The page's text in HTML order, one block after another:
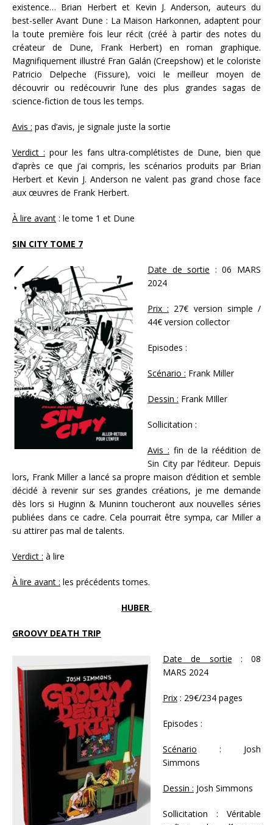
existence… Brian Herbert et Kevin J. Anderson, auteurs du
best-seller Avant Dune : La Maison Harkonnen, adaptent pour
la toute première fois leur récit (créé à partir des notes du
créateur de Dune, Frank Herbert) en roman graphique.
Magnifiquement illustré Fran Galán (Creepshow) et le coloriste
Patricio Delpeche (Fissure), voici le meilleur moyen de
découvrir ou redécouvrir l’une des plus grandes sagas de
science-fiction de tous les temps.
Avis : pas d’avis, je signale juste la sortie
Verdict : pour les fans ultra-complétistes de Dune, bien que
d’après ce que j’ai compris, les scénarios produits par Brian
Herbert et Kevin J. Anderson ne valent pas grand chose face
aux œuvres de Frank Herbert.
À lire avant : le tome 1 et Dune
SIN CITY TOME 7
Date de sortie : 06 MARS
2024
Prix : 27€ version simple /
44€ version collector
Episodes :
Scénario : Frank Miller
Dessin : Frank MIller
Sollicitation :
Avis : fin de la réédition de
Sin City par l’éditeur. Depuis
lors, Frank Miller a lancé sa propre maison d’édition et semble
décidé à revenir sur ses grandes créations, je me demande
dès lors si Huginn & Muninn toucheront aux nouvelles séries
publiées dans ce cadre. Cela pourrait être sympa, car Miller a
su attirer pas mal de talents.
Verdict : à lire
À lire avant : les précédents tomes.
HUBER
GROOVY DEATH TRIP
Date de sortie : 08
MARS 2024
Prix : 29€/234 pages
Episodes :
Scénario : Josh
Simmons
Dessin : Josh Simmons
Sollicitation : Véritable